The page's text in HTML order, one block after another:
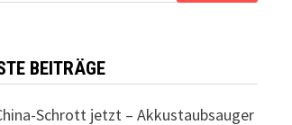
BEITRÄGE
Schrott jetzt – Akkustaubsauger